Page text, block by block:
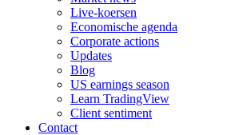
Live-koersen
Economische agenda
Corporate actions
Updates
Blog
US earnings season
Learn TradingView
Client sentiment
Contact